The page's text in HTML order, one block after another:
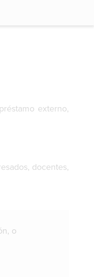
externo,
docentes,
o